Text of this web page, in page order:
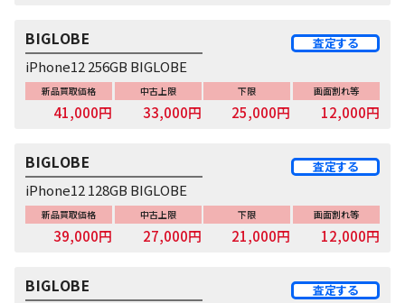
iPhone12 256GB BIGLOBE
BIGLOBE 査定する
新品買取価格
41,000円
中古上限
33,000円
下限
25,000円
画面割れ等
12,000円
iPhone12 128GB BIGLOBE
BIGLOBE 査定する
新品買取価格
39,000円
中古上限
27,000円
下限
21,000円
画面割れ等
12,000円
BIGLOBE 査定する